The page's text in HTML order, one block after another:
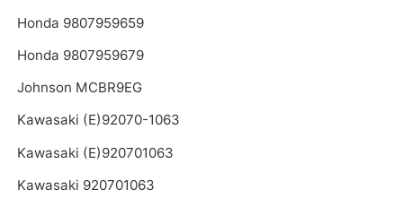
Honda 9807959659
Honda 9807959679
Johnson MCBR9EG
Kawasaki (E)92070-1063
Kawasaki (E)920701063
Kawasaki 920701063